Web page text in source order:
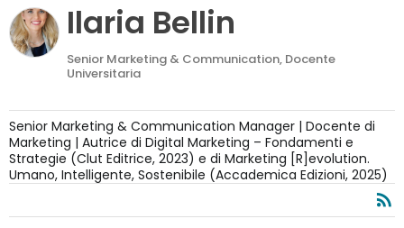
Ilaria Bellin
Senior Marketing & Communication, Docente
Universitaria
Senior Marketing & Communication Manager | Docente di
Marketing | Autrice di Digital Marketing – Fondamenti e
Strategie (Clut Editrice, 2023) e di Marketing [R]evolution.
Umano, Intelligente, Sostenibile (Accademica Edizioni, 2025)